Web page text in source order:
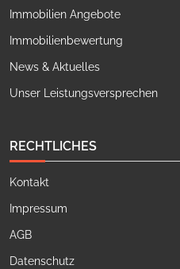
Immobilien Angebote
Immobilienbewertung
News & Aktuelles
Unser Leistungsversprechen
RECHTLICHES
Kontakt
Impressum
AGB
Datenschutz